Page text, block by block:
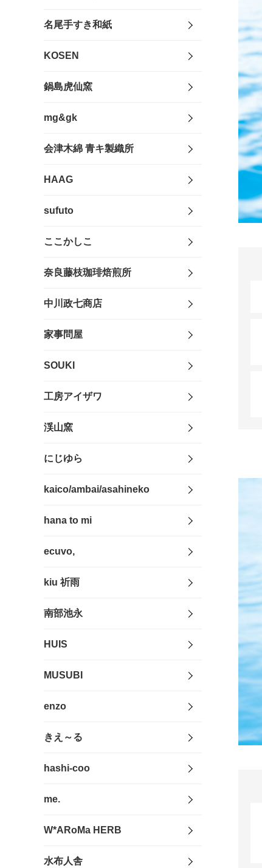
名尾手すき和紙
KOSEN
鍋島虎仙窯
mg&gk
会津木綿 青キ製織所
HAAG
sufuto
ここかしこ
奈良藤枝珈琲焙煎所
中川政七商店
家事問屋
SOUKI
工房アイザワ
渓山窯
にじゆら
kaico/ambai/asahineko
hana to mi
ecuvo,
kiu 祈雨
南部池永
HUIS
MUSUBI
enzo
きえ～る
hashi-coo
me.
W*ARoMa HERB
水布人舎